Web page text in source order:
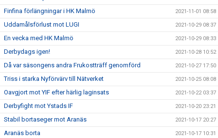
Finfina förlängningar i HK Malmö 2021-11-01 08:58
Uddamålsförlust mot LUGI 2021-10-29 08:37
En vecka med HK Malmö 2021-10-29 08:33
Derbydags igen! 2021-10-28 10:52
Då var säsongens andra Frukostträff genomförd 2021-10-27 17:50
Triss i starka Nyförvärv till Nätverket 2021-10-25 08:08
Oavgjort mot YIF efter härlig laginsats 2021-10-22 03:37
Derbyfight mot Ystads IF 2021-10-20 23:21
Stabil bortaseger mot Aranäs 2021-10-17 20:27
Aranäs borta 2021-10-17 10:31